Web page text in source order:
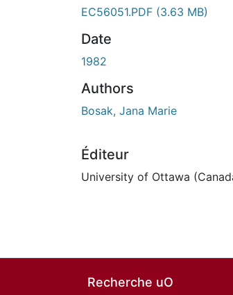
EC56051.PDF (3.63 MB)
Date
1982
Authors
Bosak, Jana Marie
Éditeur
University of Ottawa
Recherche uO